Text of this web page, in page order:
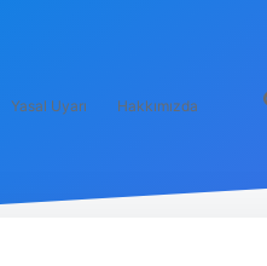
Yasal Uyarı Hakkımızda